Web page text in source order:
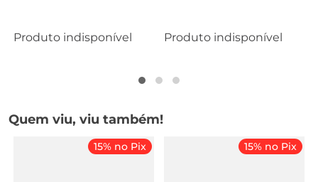
Produto indisponível Produto indisponível
Quem viu, viu também!
15% no Pix 15% no Pix